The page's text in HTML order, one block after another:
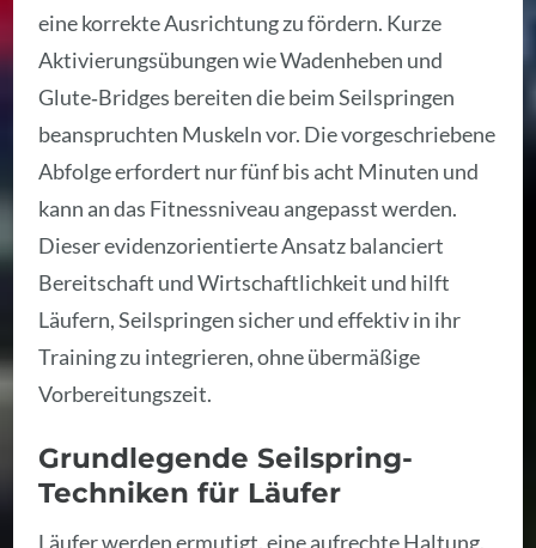
eine korrekte Ausrichtung zu fördern. Kurze
Aktivierungsübungen wie Wadenheben und
Glute‑Bridges bereiten die beim Seilspringen
beanspruchten Muskeln vor. Die vorgeschriebene
Abfolge erfordert nur fünf bis acht Minuten und
kann an das Fitnessniveau angepasst werden.
Dieser evidenzorientierte Ansatz balanciert
Bereitschaft und Wirtschaftlichkeit und hilft
Läufern, Seilspringen sicher und effektiv in ihr
Training zu integrieren, ohne übermäßige
Vorbereitungszeit.
Grundlegende Seilspring-
Techniken für Läufer
Läufer werden ermutigt, eine aufrechte Haltung,